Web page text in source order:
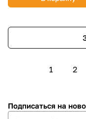
1 2
Подписаться на